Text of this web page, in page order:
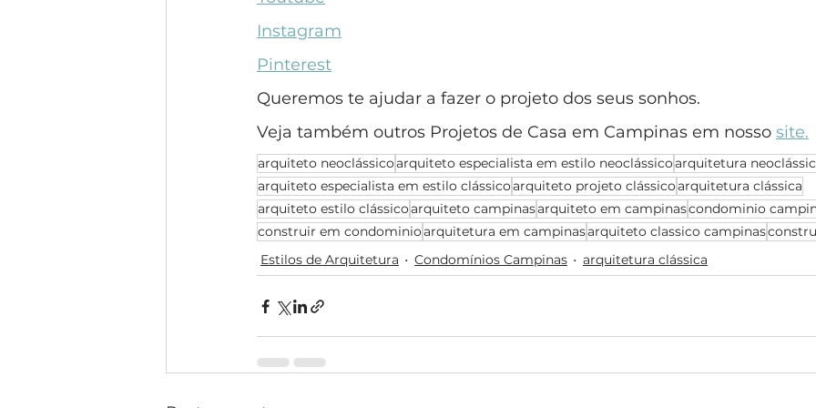
Instagram
Pinterest
Queremos te ajudar a fazer o projeto dos seus sonhos.
Veja também outros Projetos de Casa em Campinas em nosso site.
arquiteto neoclássicoarquiteto especialista em estilo neoclássicoarquitetura
arquiteto especialista em estilo clássicoarquiteto projeto clássicoarquitetura clássica
arquiteto estilo clássicoarquiteto campinasarquiteto em campinascondominio
construir em condominioarquitetura em campinasarquiteto classico campinas
Estilos de Arquitetura
Condomínios Campinas arquitetura clássica